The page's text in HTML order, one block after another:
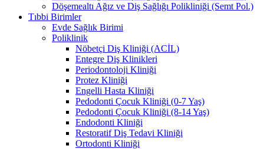
Döşemealtı Ağız ve Diş Sağlığı Polikliniği (Semt Pol.)
Tıbbi Birimler
Evde Sağlık Birimi
Poliklinik
Nöbetçi Diş Kliniği (ACİL)
Entegre Diş Klinikleri
Periodontoloji Kliniği
Protez Kliniği
Engelli Hasta Kliniği
Pedodonti Çocuk Kliniği (0-7 Yaş)
Pedodonti Çocuk Kliniği (8-14 Yaş)
Endodonti Kliniği
Restoratif Diş Tedavi Kliniği
Ortodonti Kliniği